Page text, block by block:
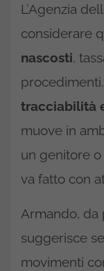
L’Agenzia
considerare
nascosti,
tracciabilità
muove in
un genitore
va fatto con
Armando, da
suggerisce
movimenti